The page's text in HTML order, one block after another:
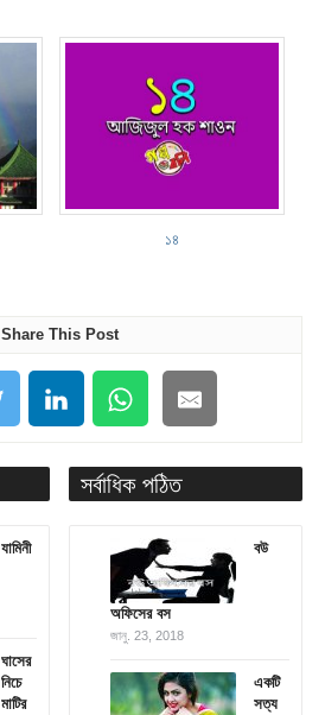
১৪
Share This Post
যামিনী
ঘাসের
নিচে
মাটির
সর্বাধিক পঠিত
বউ
অফিসের বস
জানু. 23, 2018
একটি
সত্য